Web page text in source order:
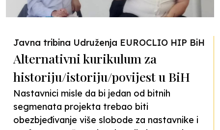
Javna tribina Udruženja EUROCLIO HIP BiH
Alternativni kurikulum za
historiju/istoriju/povijest u BiH
Nastavnici misle da bi jedan od bitnih
segmenata projekta trebao biti
obezbjeđivanje više slobode za nastavnike i